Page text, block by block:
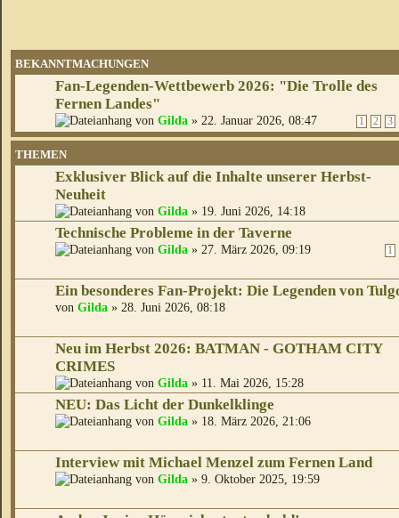
BEKANNTMACHUNGEN
Fan-Legenden-Wettbewerb 2026: "Die Trolle des
Fernen Landes"
1 2 3
von Gilda » 22. Januar 2026, 08:47
THEMEN
Exklusiver Blick auf die Inhalte unserer Herbst-
Neuheit
von Gilda » 19. Juni 2026, 14:18
Technische Probleme in der Taverne
1
von Gilda » 27. März 2026, 09:19
Ein besonderes Fan-Projekt: Die Legenden von
von Gilda » 28. Juni 2026, 08:18
Neu im Herbst 2026: BATMAN - GOTHAM CITY
CRIMES
von Gilda » 11. Mai 2026, 15:28
NEU: Das Licht der Dunkelklinge
von Gilda » 18. März 2026, 21:06
Interview mit Michael Menzel zum Fernen Land
von Gilda » 9. Oktober 2025, 19:59